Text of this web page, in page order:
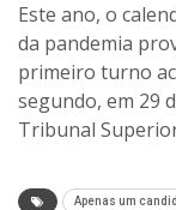
Este ano, o
da pandemia
primeiro turno
segundo, em 29
Tribunal
Apenas um